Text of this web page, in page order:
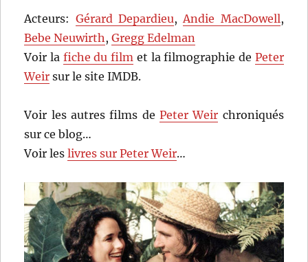
Acteurs: Gérard Depardieu,Andie MacDowell,
Bebe Neuwirth,Gregg Edelman
Voir la fiche du film et la filmographie de Peter
Weir sur le site IMDB.
Voir les autres films dePeter Weir chroniqués
sur ce blog…
Voir leslivres sur Peter Weir…